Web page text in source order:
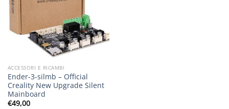
ACCESSORI E RICAMBI
Ender-3-silmb – Official
Creality New Upgrade Silent
Mainboard
€49,00